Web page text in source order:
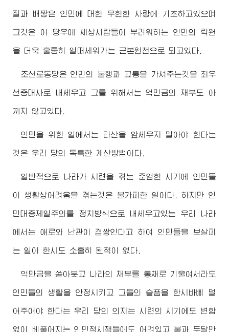
질과 배짱은 인민에 대한 무한한 사랑에 기초하고있으며
그것은 이 땅우에 세상사람들이 부러워하는 인민의 락원
을 더욱 훌륭히 일떠세워가는 근본원천으로 되고있다.
조선로동당은 인민의 불행과 고통을 가셔주는것을 최우
선중대사로 내세우고 그를 위해서는 억만금의 재부도 아
끼지 않고있다.
인민을 위한 일에서는 타산을 앞세우지 말아야 한다는
것은 우리 당의 독특한 계산방법이다.
일반적으로 나라가 시련을 겪는 준엄한 시기에 인민들
이 생활상어려움을 겪는것은 불가피한 일이다. 하지만 인
민대중제일주의를 정치방식으로 내세우고있는 우리 나라
에서는 애로와 난관이 겹쌓인다고 하여 인민들을 보살피
는 일이 한시도 소홀히 된적이 없다.
억만금을 쏟아붓고 나라의 재부를 통채로 기울여서라도
인민들의 생활을 안정시키고 그들의 슬픔을 한시바삐 덜
어주어야 한다는 우리 당의 의지는 시련의 시기에도 변함
없이 베풀어지는 인민적시책들에도 어려있고 불과 두달만